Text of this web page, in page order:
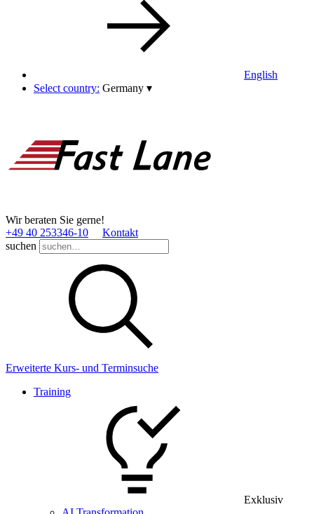
English
Select country: Germany ▾
Wir beraten Sie gerne!
+49 40 253346­-10
Kontakt
suchen
Erweiterte Kurs- und Terminsuche
Training
Exklusiv